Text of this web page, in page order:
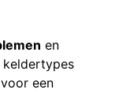
en
voor een